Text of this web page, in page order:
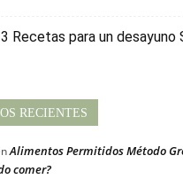
Recetas para un desayuno
RECIENTES
Alimentos Permitidos Método
comer?